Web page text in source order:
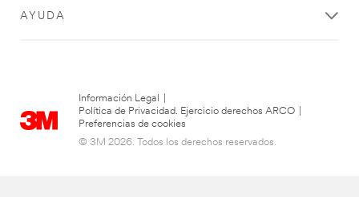
AYUDA
Información Legal
Política de Privacidad. Ejercicio derechos ARCO
Preferencias de cookies
© 3M 2026. Todos los derechos reservados.